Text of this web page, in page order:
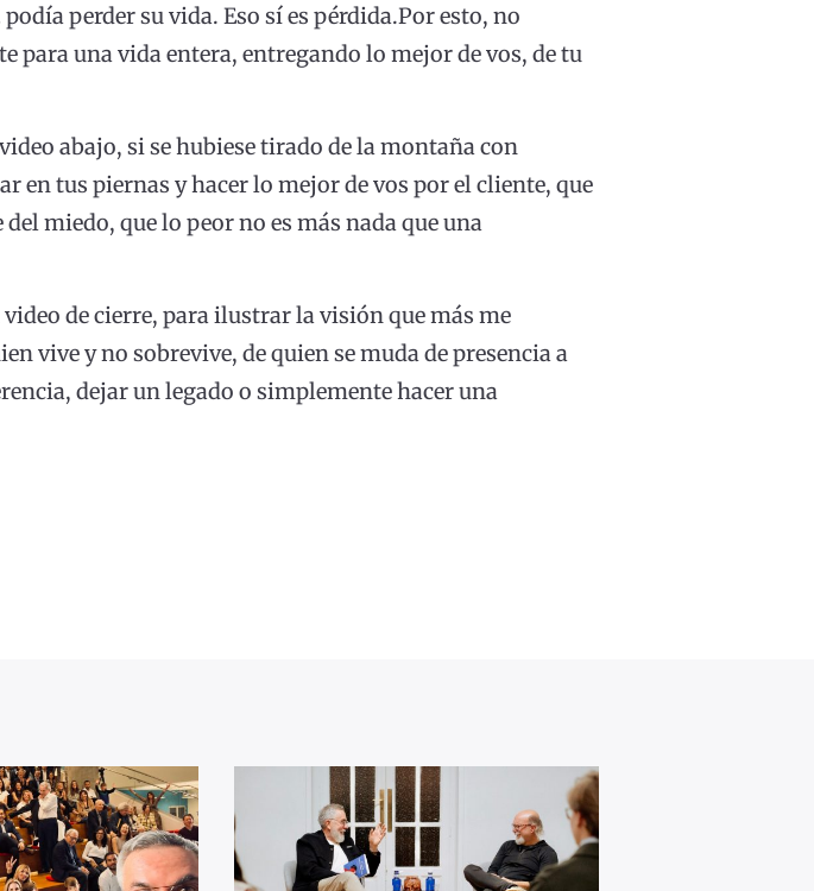
perder su vida. Eso sí es pérdida.Por esto, no
para una vida entera, entregando lo mejor de vos, de tu
abajo, si se hubiese tirado de la montaña con
en tus piernas y hacer lo mejor de vos por el cliente, que
miedo, que lo peor no es más nada que una
de cierre, para ilustrar la visión que más me
vive y no sobrevive, de quien se muda de presencia a
dejar un legado o simplemente hacer una